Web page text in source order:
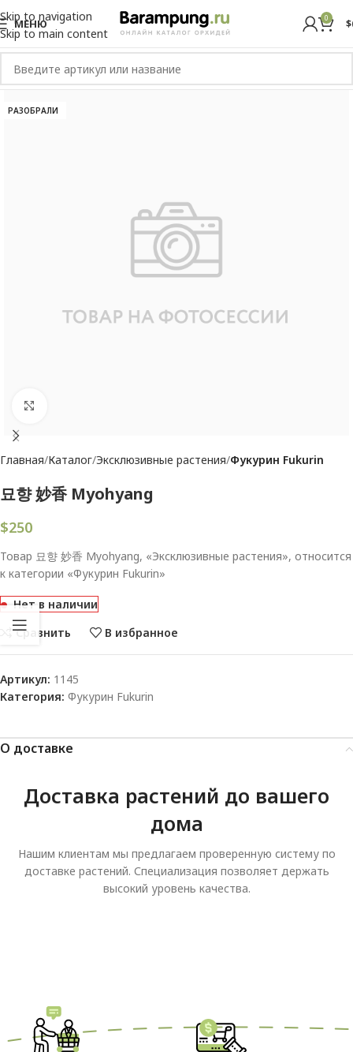
Skip to navigation
Skip to main content
МЕНЮ 0 $
РАЗОБРАЛИ
Главная Каталог Эксклюзивные растения Фукурин Fukurin
묘향 妙香 Myohyang
$250
Товар 묘향 妙香 Myohyang, «Эксклюзивные растения», относится
к категории «Фукурин Fukurin»
Нет в наличии
Сравнить
В избранное
Артикул: 1145
Категория: Фукурин Fukurin
О доставке
Доставка растений до вашего
дома
Нашим клиентам мы предлагаем проверенную систему по
доставке растений. Специализация позволяет держать
высокий уровень качества.